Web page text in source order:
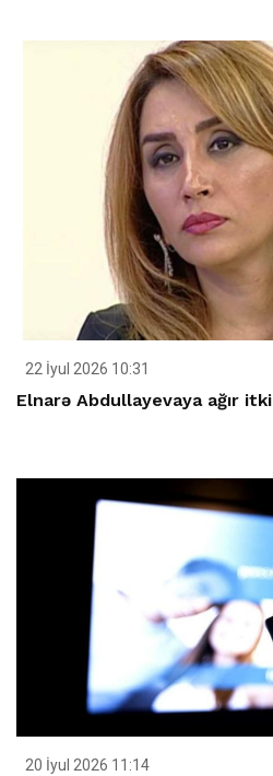
22 İyul 2026 10:31
Elnarə Abdullayevaya ağır itki
20 İyul 2026 11:14